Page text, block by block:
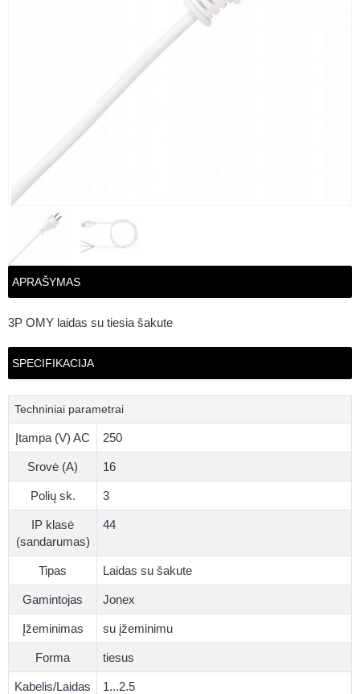
APRAŠYMAS
3P OMY laidas su tiesia šakute
SPECIFIKACIJA
Techniniai parametrai
Įtampa (V) AC 250
Srovė (A) 16
Polių sk. 3
IP klasė
(sandarumas)
44
Tipas Laidas su šakute
Gamintojas Jonex
Įžeminimas su įžeminimu
Forma tiesus
Kabelis/Laidas
1...2.5